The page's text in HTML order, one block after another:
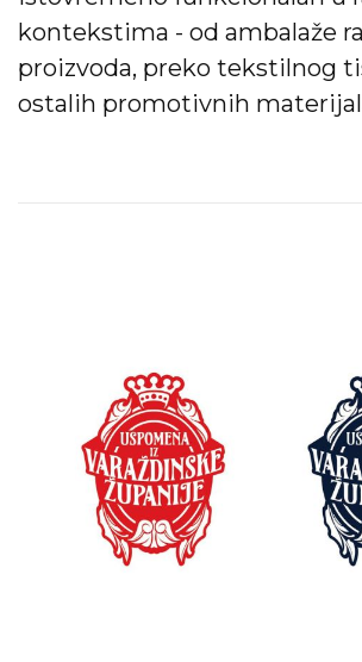
kontekstima - od ambalaže
proizvoda, preko tekstilnog
ostalih promotivnih